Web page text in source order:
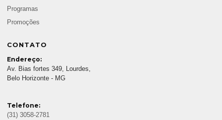
Programas
Promoções
CONTATO
Endereço:
Av. Bias fortes 349, Lourdes,
Belo Horizonte - MG
Telefone:
(31) 3058-2781